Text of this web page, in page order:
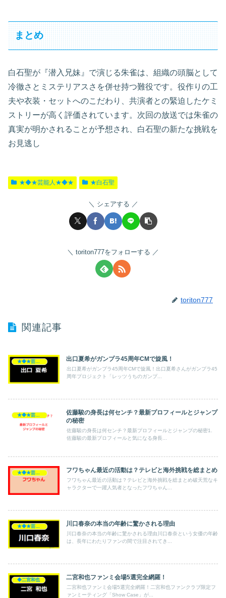
まとめ
白石聖が『潜入兄妹』で演じる朱雀は、組織の頭脳として
冷徹さとミステリアスさを併せ持つ難役です。役作りの工
夫や衣装・セットへのこだわり、共演者との緊迫したケミ
ストリーが高く評価されています。次回の放送では朱雀の
真実が明かされることが予想され、白石聖の新たな挑戦を
お見逃し
★◆★芸能人★◆★ ★白石聖
シェアする
toriton777をフォローする
toriton777
関連記事
出口夏希がガンプラ45周年CMで旋風！
出口夏希がガンプラ45周年CMで旋風！出口夏希さんがガンプラ45
周年プロジェクト「レッツうちのガンプ...
★◆★芸能人★◆★
佐藤駿の身長は何センチ？最新プロフィールとジャンプ
の秘密
佐藤駿の身長は何センチ？最新プロフィールとジャンプの秘密1.
佐藤駿の最新プロフィールと気になる身長...
フワちゃん最近の活動は？テレビと海外挑戦を総まとめ
フワちゃん最近の活動は？テレビと海外挑戦を総まとめ破天荒なキ
ャラクターで一躍人気者となったフワちゃん...
★◆★芸能人★◆★ 川口春奈の本当の年齢に驚かされる理由
川口春奈の本当の年齢に驚かされる理由川口春奈という女優の年齢
は、長年にわたりファンの間で注目されてき...
◆二宮和也 二宮和也ファンミ会場5選完全網羅！
二宮和也ファンミ会場5選完全網羅！二宮和也ファンクラブ限定フ
ァンミーティング「Show Case」が...